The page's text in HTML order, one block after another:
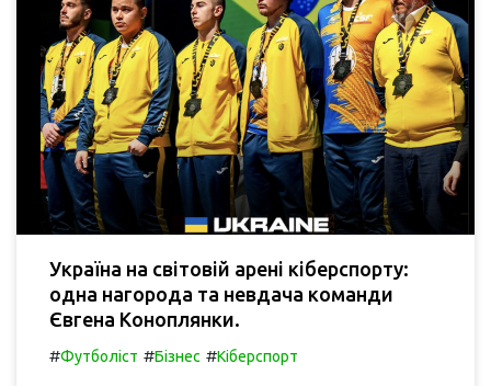
Україна на світовій арені кіберспорту:
одна нагорода та невдача команди
Євгена Коноплянки.
#Футболіст #Бізнес #Кіберспорт